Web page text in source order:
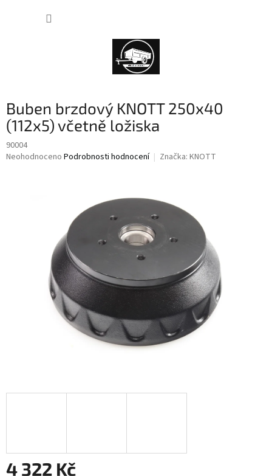
Buben brzdový KNOTT 250x40
(112x5) včetně ložiska
90004
Průměrné
Neohodnoceno Podrobnosti hodnocení Značka: KNOTT
4 322 Kč